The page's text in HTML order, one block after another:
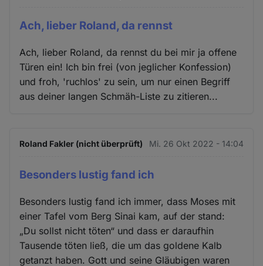
Ach, lieber Roland, da rennst
Ach, lieber Roland, da rennst du bei mir ja offene
Türen ein! Ich bin frei (von jeglicher Konfession)
und froh, 'ruchlos' zu sein, um nur einen Begriff
aus deiner langen Schmäh-Liste zu zitieren...
Roland Fakler (nicht überprüft) Mi. 26 Okt 2022 - 14:04
Besonders lustig fand ich
Besonders lustig fand ich immer, dass Moses mit
einer Tafel vom Berg Sinai kam, auf der stand:
„Du sollst nicht töten“ und dass er daraufhin
Tausende töten ließ, die um das goldene Kalb
getanzt haben. Gott und seine Gläubigen waren